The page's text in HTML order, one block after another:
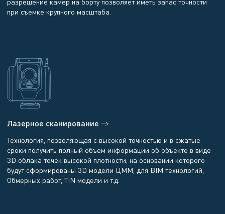
при съемке крупного масштаба.
Лазерное сканирование
Технология, позволяющая с высокой точностью и в сжатые
сроки получить полный объем информации об объекте в виде
3D облака точек высокой плотности, на основании которого
будут сформированы 3D модели ЦММ, для BIM технологий,
Обмерных работ, TIN модели и т.д.